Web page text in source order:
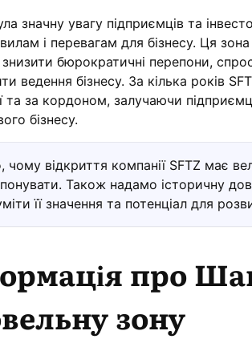
значну увагу підприємців та
і перевагам для бізнесу. Ця зона
бюрократичні перепони,
ведення бізнесу. За кілька років
та за кордоном, залучаючи
бізнесу.
чому відкриття компанії SFTZ має
Також надамо історичну
її значення та потенціал для
про
зону